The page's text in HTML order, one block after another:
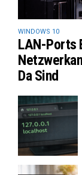
WINDOWS 10
LAN-Ports
Da Sind